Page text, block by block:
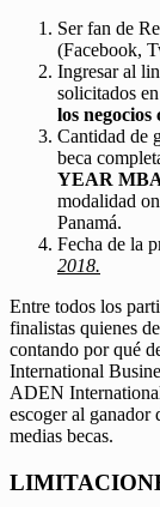
Ser fan de
(Facebook,
Ingresar al
solicitados
los
Cantidad de
beca
YEAR
modalidad
Panamá.
Fecha de la
2018.
Entre todos los
finalistas quienes
contando por qué
International
ADEN
escoger al ganador
medias becas.